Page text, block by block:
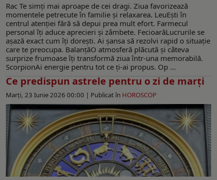
Rac Te simți mai aproape de cei dragi. Ziua favorizează
momentele petrecute în familie și relaxarea. LeuEști în
centrul atenției fără să depui prea mult efort. Farmecul
personal îți aduce aprecieri și zâmbete. FecioarăLucrurile se
așază exact cum îți dorești. Ai șansa să rezolvi rapid o situație
care te preocupa. BalanțăO atmosferă plăcută și câteva
surprize frumoase îți transformă ziua într-una memorabilă.
ScorpionAi energie pentru tot ce ți-ai propus. Op ...
Ce predispun astrele pentru o zi de marţi
Marți, 23 Iunie 2026 00:00 | Publicat în HOROSCOP